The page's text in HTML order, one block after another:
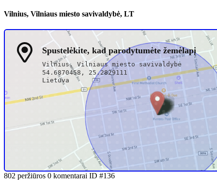
Vilnius, Vilniaus miesto savivaldybė, LT
Spustelėkite, kad parodytumėte žemėlapį
Vilnius, Vilniaus miesto savivaldybė
54.6870458, 25.2829111
Lietuva
+3706081xxxx Rekomenduoti draugui
Spausdinti
802 peržiūros 0 komentarai ID #136